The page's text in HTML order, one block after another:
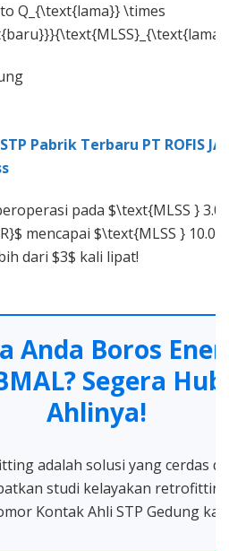
Q_{\text{lama}} \times
Pabrik Terbaru PT ROFIS
pada $\text{MLSS }
mencapai $\text{MLSS }
dari $3$ kali lipat!
Anda Boros
Segera
Ahlinya!
adalah solusi yang cerdas
studi kelayakan
Kontak Ahli STP Gedung